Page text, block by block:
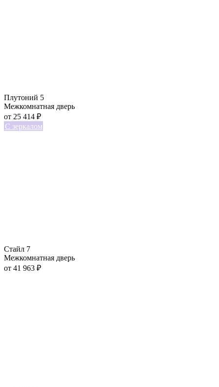
Плутоний 5
Межкомнатная дверь
от 25 414 ₽
С зеркалом
Стайл 7
Межкомнатная дверь
от 41 963 ₽